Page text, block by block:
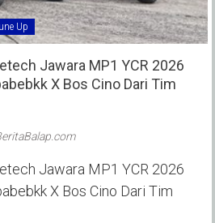
Up
Jawara MP1 YCR 2026
X Bos Cino Dari Tim
Jawara MP1 YCR 2026
X Bos Cino Dari Tim